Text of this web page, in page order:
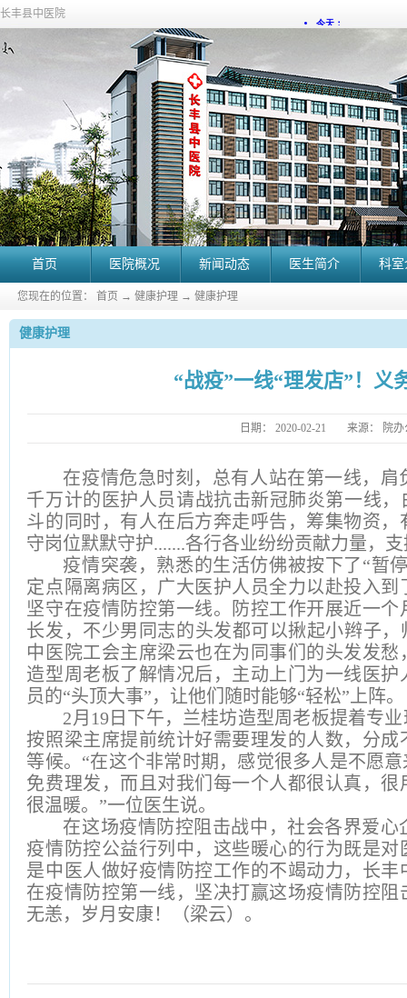
长丰县中医院
首页 医院概况 新闻动态 医生简介 科
您现在的位置： 首页 → 健康护理 → 健康护理
健康护理
“战疫”一线“理发店”！义
日期： 2020-02-21 来源： 院
在疫情危急时刻，总有人站在第一线，
千万计的医护人员请战抗击新冠肺炎第一线，
斗的同时，有人在后方奔走呼告，筹集物资
守岗位默默守护.......各行各业纷纷贡献力量，
疫情突袭，熟悉的生活仿佛被按下了“暂
定点隔离病区，广大 医护人员全力以赴投入
坚守在疫情防控第一线。防控工作开展近一个
长发，不少男同志的头发都可以揪起小辫子，
中医院工会主席梁云也在为同事们的头发发愁
造型周老板了解情况后， 主动 上门为一线医
员的“头顶大事”，让他们随时能够“轻松”上阵。
2月19日下午，兰桂坊造型周 老板提着专
按照梁主席提前统计好需要理发的人数，分
等候。 “在这个非常时期，感觉很多人是不愿
免费理发，而且对我们每一个人都很认真，很
很温暖。 ”一位医生说。
在这场疫情防控阻击战中，社会各界爱
疫情防控公益行列中，这些暖心的行为既是
是中医人做好疫情防控工作的不竭动力， 长丰
在疫情防控第一线，坚决打赢这场疫情防控阻
无恙，岁月安康！
（梁云） 。